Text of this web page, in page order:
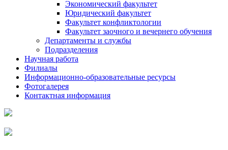
Экономический факультет
Юридический факультет
Факультет конфликтологии
Факультет заочного и вечернего обучения
Департаменты и службы
Подразделения
Научная работа
Филиалы
Информационно-образовательные ресурсы
Фотогалерея
Контактная информация